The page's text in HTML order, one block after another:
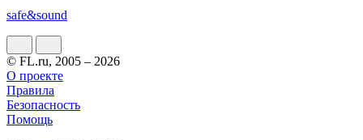
safe&sound
© FL.ru, 2005 – 2026
О проекте
Правила
Безопасность
Помощь